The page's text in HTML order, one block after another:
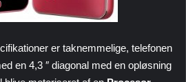
er taknemmelige, telefonen
en 4,3 ″ diagonal med en opløsning